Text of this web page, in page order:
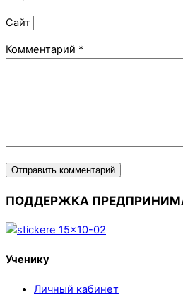
Сайт
Комментарий *
ПОДДЕРЖКА
Ученику
Личный кабинет